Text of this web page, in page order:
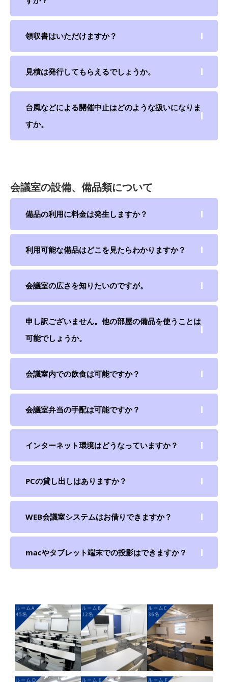
領収書はいただけますか？
見積は発行してもらえるでしょうか。
台風などによる開催中止はどのような扱いになりま
すか。
会議室の設備、備品類について
備品の利用に料金は発生しますか？
利用可能な備品はどこを見たらわかりますか？
会議室の広さを知りたいのですが。
申し訳ございません。他の部屋の備品を使うことは
可能でしょうか。
会議室内での飲食は可能ですか？
会議室弁当の手配は可能ですか？
インターネット環境はどうなっていますか？
PCの貸し出しはありますか？
WEB会議室システムはお借りできますか？
macやタブレット端末での投影はできますか？